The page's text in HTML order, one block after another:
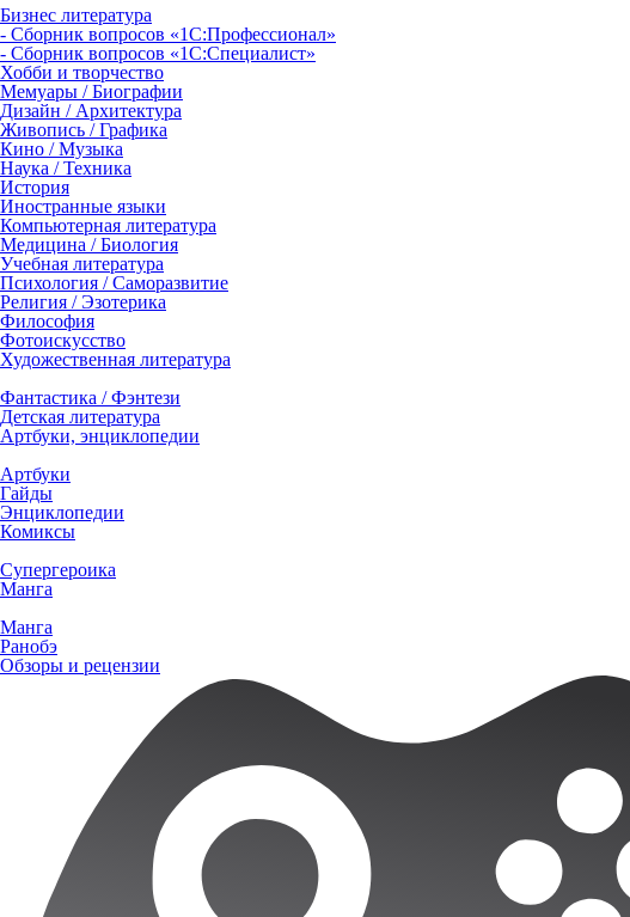
Бизнес литература
- Сборник вопросов «1С:Профессионал»
- Сборник вопросов «1С:Специалист»
Хобби и творчество
Мемуары / Биографии
Дизайн / Архитектура
Живопись / Графика
Кино / Музыка
Наука / Техника
История
Иностранные языки
Компьютерная литература
Медицина / Биология
Учебная литература
Психология / Саморазвитие
Религия / Эзотерика
Философия
Фотоискусство
Художественная литература
Фантастика / Фэнтези
Детская литература
Артбуки, энциклопедии
Артбуки
Гайды
Энциклопедии
Комиксы
Супергероика
Манга
Манга
Ранобэ
Обзоры и рецензии